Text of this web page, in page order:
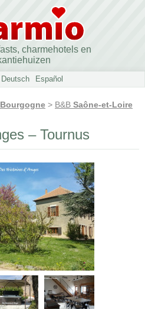
charmehotels en
Deutsch Español
Bourgogne > B&B Saône-et-Loire
– Tournus